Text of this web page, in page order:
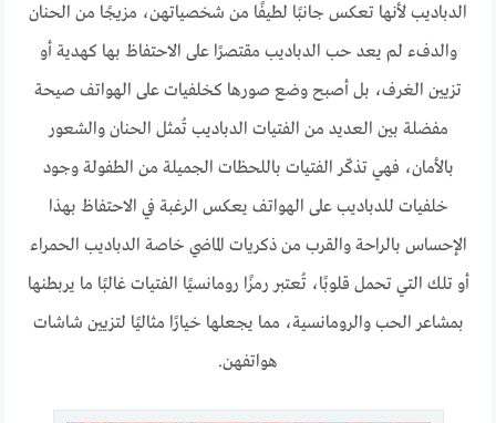
الدباديب لأنها تعكس جانبًا لطيفًا من شخصياتهن، مزيجًا من الحنان
والدفء لم يعد حب الدباديب مقتصرًا على الاحتفاظ بها كهدية أو
تزيين الغرف، بل أصبح وضع صورها كخلفيات على الهواتف صيحة
مفضلة بين العديد من الفتيات الدباديب تُمثل الحنان والشعور
بالأمان، فهي تذكّر الفتيات باللحظات الجميلة من الطفولة وجود
خلفيات للدباديب على الهواتف يعكس الرغبة في الاحتفاظ بهذا
الإحساس بالراحة والقرب من ذكريات الماضي خاصة الدباديب الحمراء
أو تلك التي تحمل قلوبًا، تُعتبر رمزًا رومانسيًا الفتيات غالبًا ما يربطنها
بمشاعر الحب والرومانسية، مما يجعلها خيارًا مثاليًا لتزيين شاشات
هواتفهن.